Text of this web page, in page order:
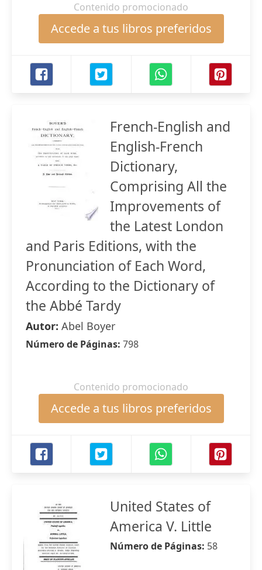
Contenido promocionado
Accede a tus libros preferidos
French-English and
English-French
Dictionary,
Comprising All the
Improvements of
the Latest London
and Paris Editions, with the
Pronunciation of Each Word,
According to the Dictionary of
the Abbé Tardy
Autor: Abel Boyer
Número de Páginas: 798
Contenido promocionado
Accede a tus libros preferidos
United States of
America V. Little
Número de Páginas: 58